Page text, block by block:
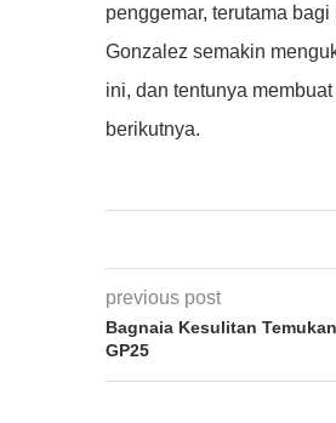
penggemar, terutama
Gonzalez semakin
ini, dan tentunya
berikutnya.
previous post
Bagnaia Kesulitan
GP25